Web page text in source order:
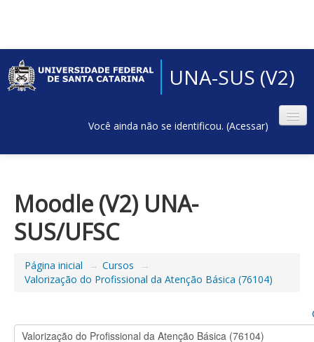
UNA-SUS (V2)
Você ainda não se identificou. (Acessar)
Moodle (V2) UNA-
SUS/UFSC
Página inicial → Cursos
→
Valorização do Profissional da Atenção Básica (76104)